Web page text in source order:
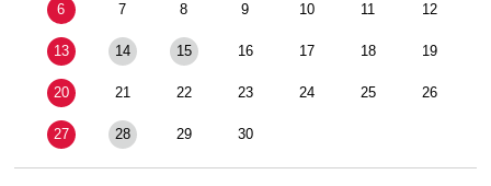
6 7 8 9 10 11 12
13 14 15 16 17 18 19
20 21 22 23 24 25 26
27 28 29 30